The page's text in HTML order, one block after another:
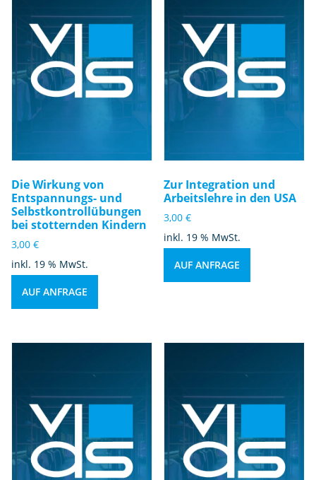
Die Wirkung von
Entspannungs- und
Selbstkontrollübungen
bei stotternden Kindern
3,00 €
inkl. 19 % MwSt.
AUF ANFRAGE
Zur Integration und
Arbeitslehre in den USA
3,00€
inkl. 19 % MwSt.
AUF ANFRAGE